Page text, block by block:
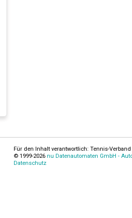
Für den Inhalt verantwortlich: Tennis-
© 1999-2026 nu Datenautomaten GmbH -
Datenschutz